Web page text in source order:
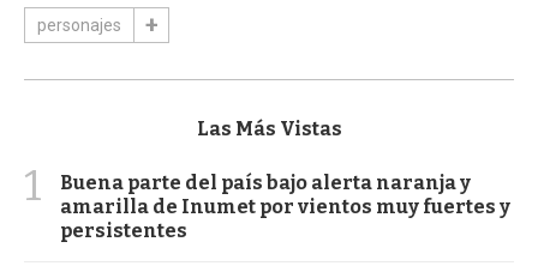
personajes
Las Más Vistas
1
Buena parte del país bajo alerta naranja y
amarilla de Inumet por vientos muy fuertes y
persistentes